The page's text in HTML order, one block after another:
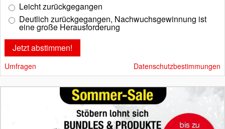
Leicht zurückgegangen
Deutlich zurückgegangen, Nachwuchsgewinnung ist
eine große Herausforderung
Umfragen Datenschutzbestimmungen